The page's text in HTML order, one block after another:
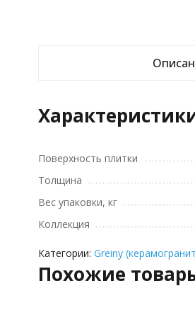
Поверхность плитки
Толщина
Вес упаковки, кг
Коллекция
Категории: Greiny
Похожие